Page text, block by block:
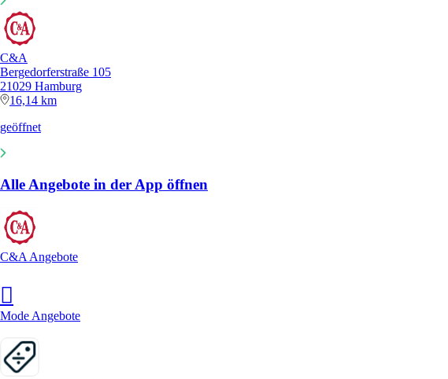
C&A
Bergedorferstraße 105
21029 Hamburg
16,14 km
geöffnet
Alle Angebote in der App öffnen
C&A Angebote
Mode Angebote